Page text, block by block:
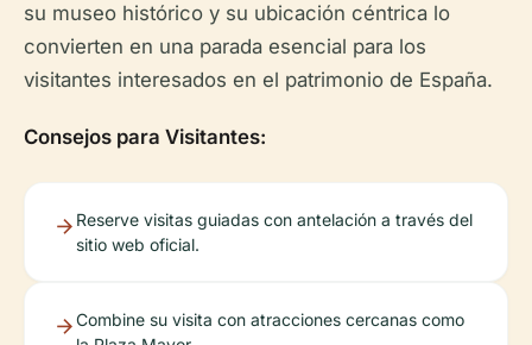
su museo histórico y su ubicación céntrica lo
convierten en una parada esencial para los
visitantes interesados en el patrimonio de España.
Consejos para Visitantes:
Reserve visitas guiadas con antelación a través del
sitio web oficial.
Combine su visita con atracciones cercanas como